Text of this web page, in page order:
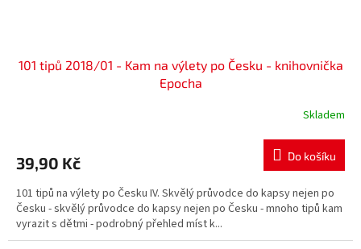
101 tipů 2018/01 - Kam na výlety po Česku - knihovnička
Epocha
Skladem
39,90 Kč Do košíku
101 tipů na výlety po Česku IV. Skvělý průvodce do kapsy nejen po
Česku - skvělý průvodce do kapsy nejen po Česku - mnoho tipů kam
vyrazit s dětmi - podrobný přehled míst k...